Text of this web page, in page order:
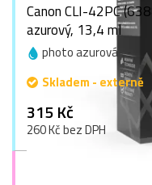
Canon CLI-42PC
azurový, 13,4 ml
photo azurová
Skladem - externě
315 Kč
260 Kč bez DPH